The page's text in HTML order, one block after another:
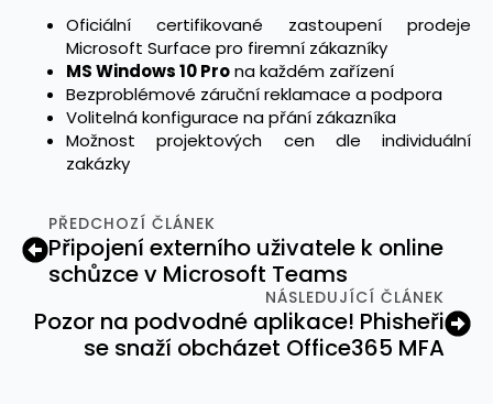
Oficiální certifikované zastoupení prodeje
Microsoft Surface pro firemní zákazníky
MS Windows 10 Prona každém zařízení
Bezproblémové záruční reklamace a podpora
Volitelná konfigurace na přání zákazníka
Možnost projektových cen dle individuální
zakázky
PŘEDCHOZÍ ČLÁNEK
Připojení externího uživatele k online
schůzce v Microsoft Teams
NÁSLEDUJÍCÍ ČLÁNEK
Pozor na podvodné aplikace! Phisheři
se snaží obcházet Office365 MFA